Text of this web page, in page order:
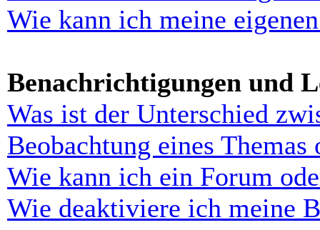
Wie kann ich meine
Benachrichtigungen und
Was ist der Unterschied
Beobachtung eines Themas
Wie kann ich ein Forum
Wie deaktiviere ich meine